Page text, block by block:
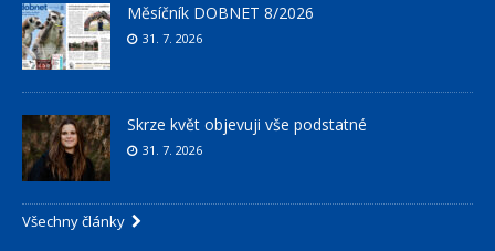
Měsíčník DOBNET 8/2026
31. 7. 2026
Skrze květ objevuji vše podstatné
31. 7. 2026
Všechny články